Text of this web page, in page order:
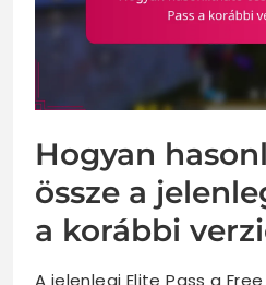
Hogyan
össze a
a korábbi
A jelenlegi Elite Pass a